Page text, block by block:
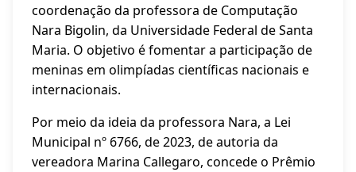
coordenação da professora de Computação
Nara Bigolin, da Universidade Federal de Santa
Maria. O objetivo é fomentar a participação de
meninas em olimpíadas científicas nacionais e
internacionais.
Por meio da ideia da professora Nara, a Lei
Municipal nº 6766, de 2023, de autoria da
vereadora Marina Callegaro, concede o Prêmio